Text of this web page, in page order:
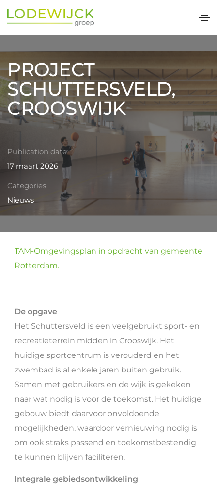
PROJECT
SCHUTTERSVELD,
CROOSWIJK
Publication date
17 maart 2026
Categories
Nieuws
TAM-Omgevingsplan in opdracht van gemeente
Rotterdam.
De opgave
Het Schuttersveld is een veelgebruikt sport- en
recreatieterrein midden in Crooswijk. Het
huidige sportcentrum is verouderd en het
zwembad is al enkele jaren buiten gebruik.
Samen met gebruikers en de wijk is gekeken
naar wat nodig is voor de toekomst. Het huidige
gebouw biedt daarvoor onvoldoende
mogelijkheden, waardoor vernieuwing nodig is
om ook straks passend en toekomstbestendig
te kunnen blijven faciliteren.
Integrale gebiedsontwikkeling